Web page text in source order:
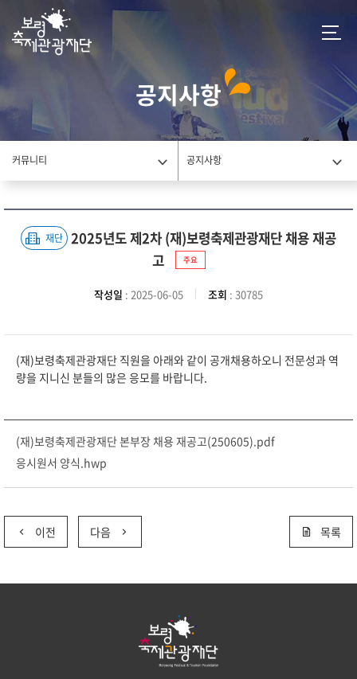
공지사항
커뮤니티 공지사항
재단 2025년도 제2차 (재)보령축제관광재단 채용 재공
고
주요
작성일 : 2025-06-05 조회 : 30785
(재)보령축제관광재단 직원을 아래와 같이 공개채용하오니 전문성과 역
량을 지니신 분들의 많은 응모를 바랍니다.
(재)보령축제관광재단 본부장 채용 재공고(250605).pdf
응시원서 양식.hwp
이전 다음 목록